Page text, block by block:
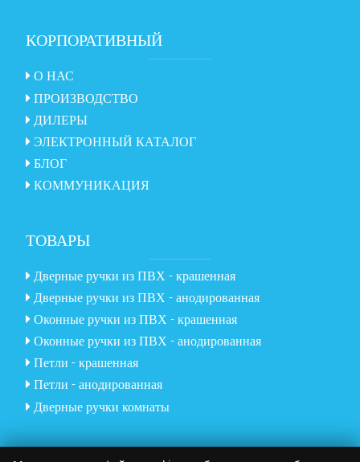
КОРПОРАТИВНЫЙ
О НАС
ПРОИЗВОДСТВО
ДИЛЕРЫ
ЭЛЕКТРОННЫЙ КАТАЛОГ
БЛОГ
КОММУНИКАЦИЯ
ТОВАРЫ
Дверные ручки из ПВХ - крашенная
Дверные ручки из ПВХ - анодированная
Оконные ручки из ПВХ - крашенная
Оконные ручки из ПВХ - анодированная
Петли - крашенная
Петли - анодированная
Дверные ручки комнаты